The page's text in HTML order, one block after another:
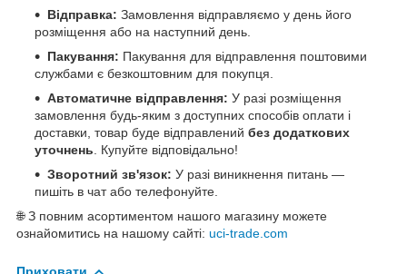
Відправка: Замовлення відправляємо у день його
розміщення або на наступний день.
Пакування: Пакування для відправлення поштовими
службами є безкоштовним для покупця.
Автоматичне відправлення: У разі розміщення
замовлення будь-яким з доступних способів оплати і
доставки, товар буде відправлений без додаткових
уточнень . Купуйте відповідально!
Зворотний зв'язок: У разі виникнення питань —
пишіть в чат або телефонуйте.
🌐 З повним асортиментом нашого магазину можете
ознайомитись на нашому сайті: uci-trade.com
Приховати